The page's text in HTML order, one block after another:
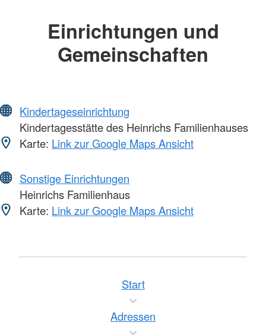
Einrichtungen und
Gemeinschaften
Kindertageseinrichtung
Kindertagesstätte des Heinrichs Familienhauses
Karte: Link zur Google Maps Ansicht
Sonstige Einrichtungen
Heinrichs Familienhaus
Karte: Link zur Google Maps Ansicht
Start
Adressen